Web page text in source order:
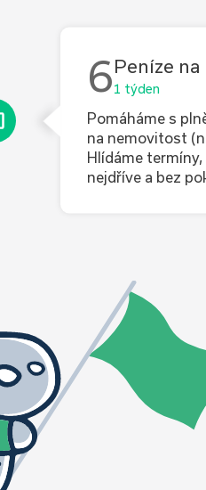
6Peníze na
1 týden
Pomáháme s
na nemovitost
Hlídáme
nejdříve a bez